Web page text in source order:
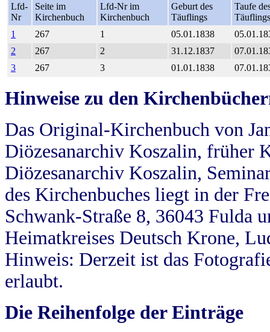
Lfd-
Nr
Seite im
Kirchenbuch
Lfd-Nr im
Kirchenbuch
Geburt des
Täuflings
Taufe
Täuflings
1
267 1 05.01.1838
2
267 2 31.12.1837
3
267 3 01.01.1838
Hinweise zu den
Das Original-Kirchenbuch von
Diözesanarchiv Koszalin, früher
Diözesanarchiv Koszalin,
des Kirchenbuches liegt in der
Schwank-Straße 8, 36043 Fulda
Heimatkreises Deutsch Krone,
Hinweis: Derzeit ist das
erlaubt.
Die Reihenfolge der Einträge